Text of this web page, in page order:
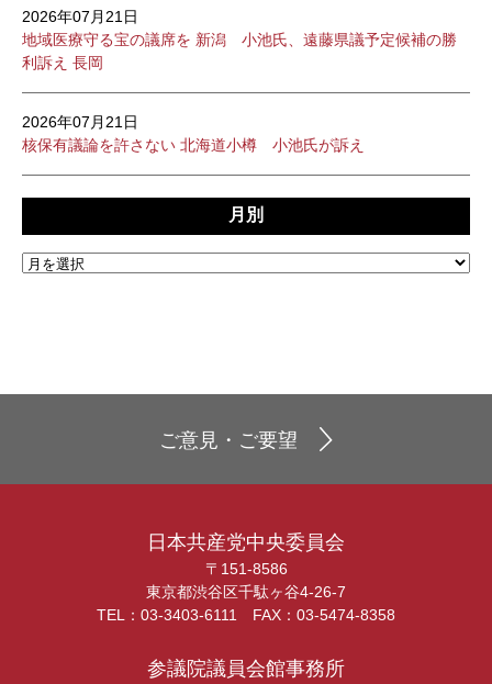
2026年07月21日
地域医療守る宝の議席を 新潟 小池氏、遠藤県議予定候補の勝
利訴え 長岡
2026年07月21日
核保有議論を許さない 北海道小樽 小池氏が訴え
月別
ご意見・ご要望
日本共産党中央委員会
〒151-8586
東京都渋谷区千駄ヶ谷4-26-7
TEL：03-3403-6111 FAX：03-5474-8358
参議院議員会館事務所